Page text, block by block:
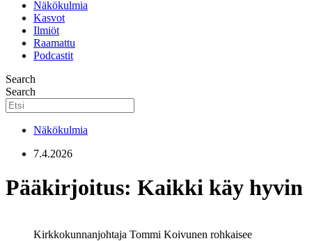
Näkökulmia
Kasvot
Ilmiöt
Raamattu
Podcastit
Search
Search
Näkökulmia
7.4.2026
Pääkirjoitus: Kaikki käy hyvin
Kirkkokunnanjohtaja Tommi Koivunen rohkaisee